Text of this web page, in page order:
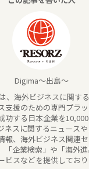
Digima～出島～
、海外ビジネスに関す
支援のための専門プラッ
功する日本企業を
ネスに関するニュース
報、海外ビジネス関連
企業検索」や「海外進
ビスなどを提供しており